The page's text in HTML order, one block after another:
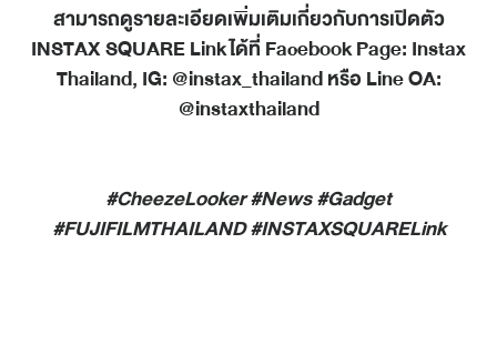
สามารถดูรายละเอียดเพิ่มเติมเกี่ยวกับการเปิดตัว
INSTAX SQUARE Link ได้ที่ Facebook Page: Instax
Thailand, IG: @instax_thailand หรือ Line OA:
@instaxthailand
#CheezeLooker #News #Gadget
#FUJIFILMTHAILAND #INSTAXSQUARELink